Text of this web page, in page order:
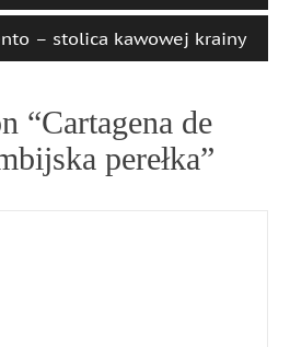
– stolica kawowej krainy
“Cartagena de
perełka”